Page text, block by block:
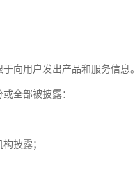
向用户发出产品和服务信息。
全部被披露：
披露；